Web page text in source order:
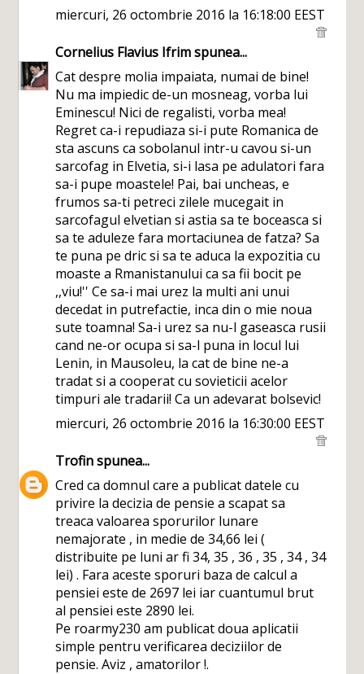
miercuri, 26 octombrie 2016 la 16:18:00 EEST
Cornelius Flavius Ifrimspunea...
Cat despre molia impaiata, numai de bine!
Nu ma impiedic de-un mosneag, vorba lui
Eminescu! Nici de regalisti, vorba mea!
Regret ca-i repudiaza si-i pute Romanica de
sta ascuns ca sobolanul intr-u cavou si-un
sarcofag in Elvetia, si-i lasa pe adulatori fara
sa-i pupe moastele! Pai, bai uncheas, e
frumos sa-ti petreci zilele mucegait in
sarcofagul elvetian si astia sa te boceasca si
sa te aduleze fara mortaciunea de fatza? Sa
te puna pe dric si sa te aduca la expozitia cu
moaste a Rmanistanului ca sa fii bocit pe
,,viu!'' Ce sa-i mai urez la multi ani unui
decedat in putrefactie, inca din o mie noua
sute toamna! Sa-i urez sa nu-l gaseasca rusii
cand ne-or ocupa si sa-l puna in locul lui
Lenin, in Mausoleu, la cat de bine ne-a
tradat si a cooperat cu sovieticii acelor
timpuri ale tradarii! Ca un adevarat bolsevic!
miercuri, 26 octombrie 2016 la 16:30:00 EEST
Trofinspunea...
Cred ca domnul care a publicat datele cu
privire la decizia de pensie a scapat sa
treaca valoarea sporurilor lunare
nemajorate , in medie de 34,66 lei (
distribuite pe luni ar fi 34, 35 , 36 , 35 , 34 , 34
lei) . Fara aceste sporuri baza de calcul a
pensiei este de 2697 lei iar cuantumul brut
al pensiei este 2890 lei.
Pe roarmy230 am publicat doua aplicatii
simple pentru verificarea deciziilor de
pensie. Aviz , amatorilor !.